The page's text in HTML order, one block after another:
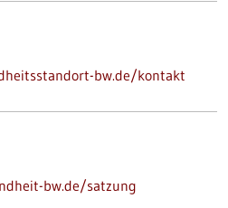
bw.de/kontakt
bw.de/satzung